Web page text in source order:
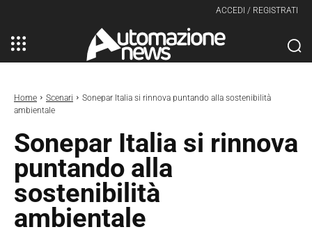
ACCEDI / REGISTRATI
Home Scenari
Sonepar Italia si rinnova puntando alla sostenibilità
ambientale
Sonepar Italia si rinnova
puntando alla
sostenibilità
ambientale